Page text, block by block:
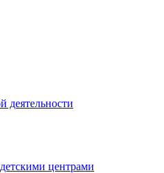
деятельности
центрами